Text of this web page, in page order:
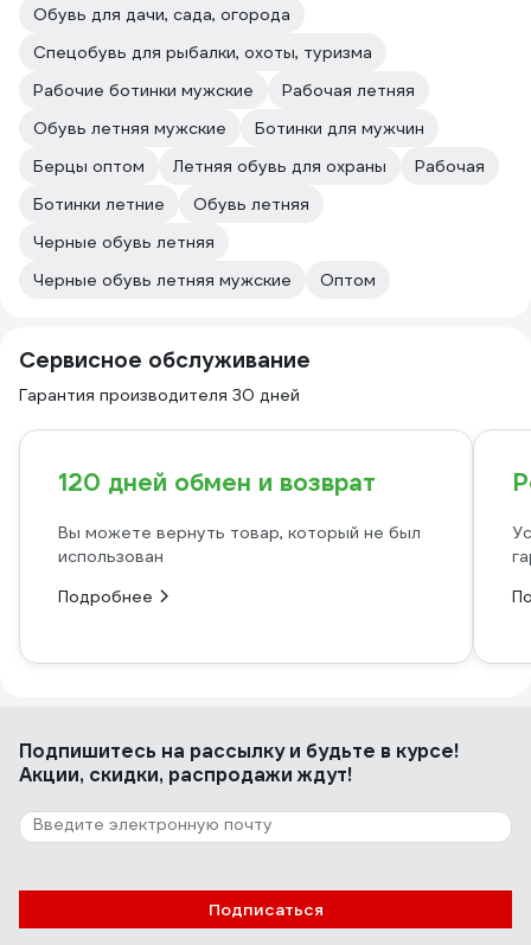
Обувь для дачи, сада, огорода
Спецобувь для рыбалки, охоты, туризма
Рабочие ботинки мужские
Рабочая летняя
Обувь летняя мужские
Ботинки для мужчин
Берцы оптом
Летняя обувь для охраны
Рабочая
Ботинки летние
Обувь летняя
Черные обувь летняя
Черные обувь летняя мужские
Оптом
Сервисное обслуживание
Гарантия производителя 30 дней
120 дней обмен и возврат
Вы можете вернуть товар, который не был
использован
Подробнее
Подпишитесь на рассылкуи будьте в курсе!
Акции, скидки, распродажи ждут!
Подписаться